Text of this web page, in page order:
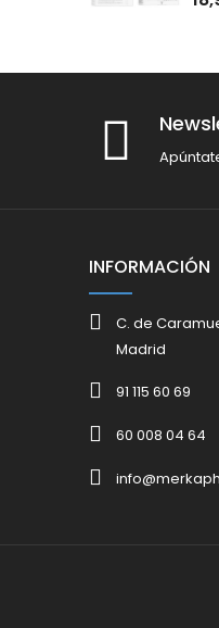
INFORMACIÓN
C. de
Madrid
91 115 60 69
60 008 04 64